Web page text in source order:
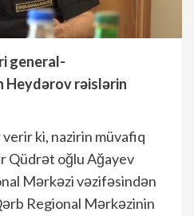
general-
Heydərov rəislərin
ki, nazirin müvafiq
Qüdrət oğlu Ağayev
Mərkəzi vəzifəsindən
Regional Mərkəzinin